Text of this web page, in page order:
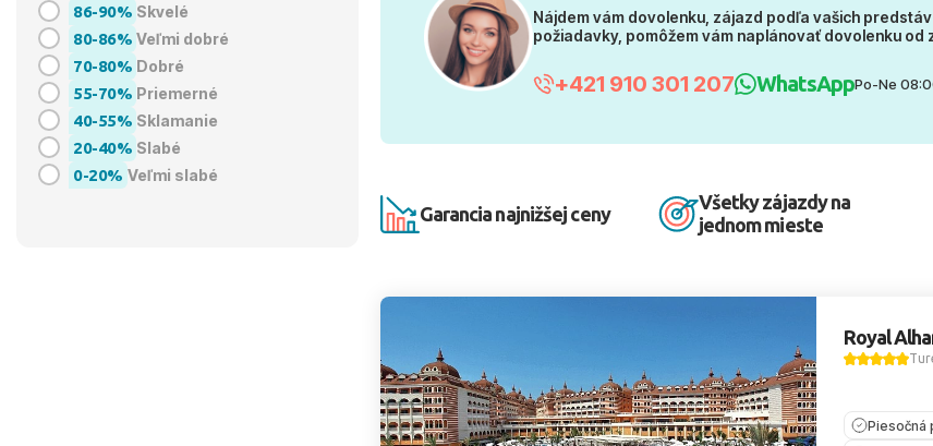
86-90% Skvelé
80-86% Veľmi dobré
70-80% Dobré
55-70% Priemerné
40-55% Sklamanie
20-40% Slabé
0-20% Veľmi slabé
Nájdem vám dovolenku, zájazd podľa vašich
požiadavky, pomôžem vám naplánovať dovolenku od
+421 910 301 207 WhatsAppPo-Ne
Garancia najnižšej ceny
Všetky zájazdy na
jednom mieste
Royal
Piesočná